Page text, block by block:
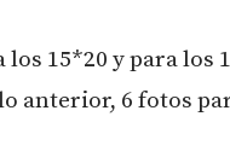
los 15*20 y para los
anterior, 6 fotos